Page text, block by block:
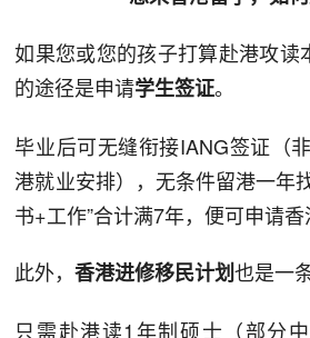
如果您或您的孩子打算赴港攻读
的途径是申请学生签证。
毕业后可无缝衔接IANG签证（
港就业安排），无条件留港一年
书+工作”合计满7年，便可申请香
此外，香港进修移民计划也是一
只需赴港读1年制硕士（部分